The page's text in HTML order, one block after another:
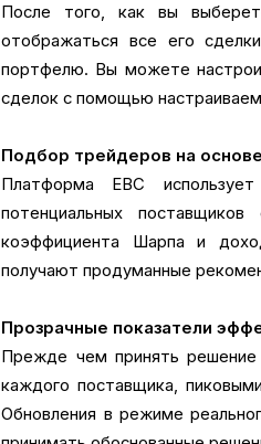
После того, как вы
отображаться все его
портфелю. Вы можете
сделок с помощью
Подбор трейдеров на
Платформа EBC
потенциальных
коэффициента Шарпа и
получают продуманные
Прозрачные показатели
Прежде чем принять решение
каждого поставщика,
Обновления в режиме